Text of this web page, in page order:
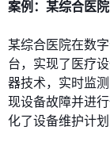
案例：某综合医
某综合医院在数
台，实现了医疗
器技术，实时监
现设备故障并进
化了设备维护计